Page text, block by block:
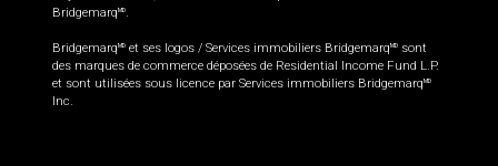
BridgemarqMD.
BridgemarqMD et ses logos / Services immobiliers BridgemarqMD
sont
des marques de commerce déposées de Residential Income Fund L.P.
et sont utilisées sous licence par Services immobiliers BridgemarqMD
Inc.